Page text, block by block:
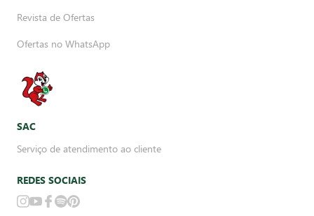
Revista de Ofertas
Ofertas no WhatsApp
SAC
Serviço de atendimento ao cliente
REDES SOCIAIS